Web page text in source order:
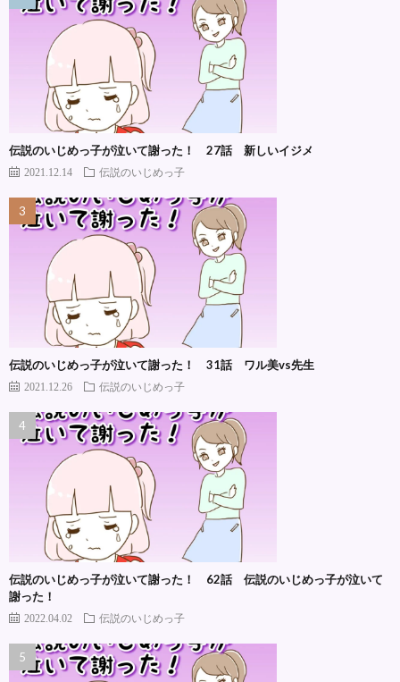
伝説のいじめっ子が泣いて謝った！ 27話 新しいイジメ
2021.12.14 伝説のいじめっ子
伝説のいじめっ子が泣いて謝った！ 31話 ワル美vs先生
2021.12.26 伝説のいじめっ子
伝説のいじめっ子が泣いて謝った！ 62話 伝説のいじめっ子が泣いて
謝った！
2022.04.02 伝説のいじめっ子